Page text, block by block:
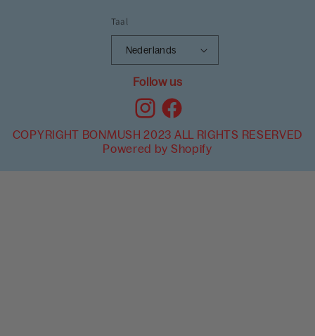
Taal
Nederlands
COPYRIGHT BONMUSH 2023 ALL RIGHTS RESERVED
Powered by Shopify
Follow us
Facebook
Instagram